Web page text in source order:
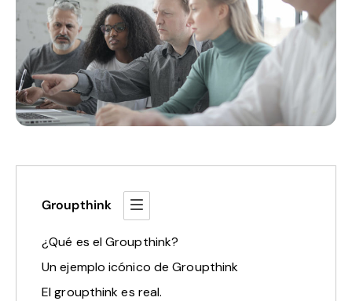
Groupthink
¿Qué es el Groupthink?
Un ejemplo icónico de Groupthink
El groupthink es real.